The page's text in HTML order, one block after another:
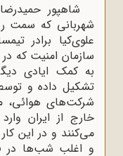
شاهپور
شهربانی که سمت
علوی‌کیا برادر
سازمان امنیت که
به کمک ایادی
تشکیل داده و
شرکت‌های هوائی،
خارج از ایران
می‌کنند و در این
و اغلب شب‌ها در